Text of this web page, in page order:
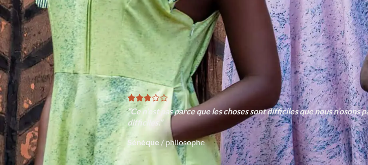
“Ce n’est pas parce que les choses sont difficiles que nous n’osons
difficiles.”
Sénèque / philosophe